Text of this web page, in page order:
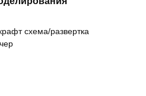
схема/развертка